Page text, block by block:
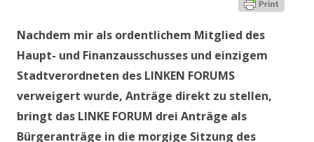
Nachdem mir als ordentlichem Mitglied des
Haupt- und Finanzausschusses und einzigem
Stadtverordneten des LINKEN FORUMS
verweigert wurde, Anträge direkt zu stellen,
bringt das LINKE FORUM drei Anträge als
Bürgeranträge in die morgige Sitzung des